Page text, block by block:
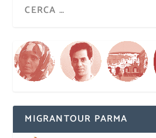
MIGRANTOUR PARMA